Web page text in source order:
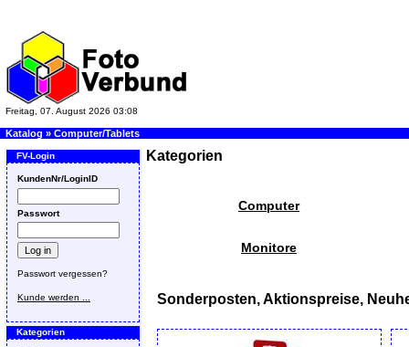
Freitag, 07. August 2026 03:08
Katalog » Computer/Tablets
FV-Login
KundenNr/LoginID
Passwort
Passwort vergessen?
Kunde werden ...
Kategorien
Kategorien
Computer
Monitore
Sonderposten, Aktionspreise,